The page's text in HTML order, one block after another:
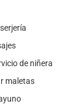
de niñera
maletas